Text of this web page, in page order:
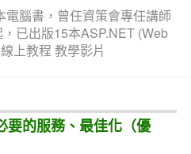
電腦書，曾任資策會專任講師
已出版15本ASP.NET (Web
上教程 教學影片
的服務、最佳化（優